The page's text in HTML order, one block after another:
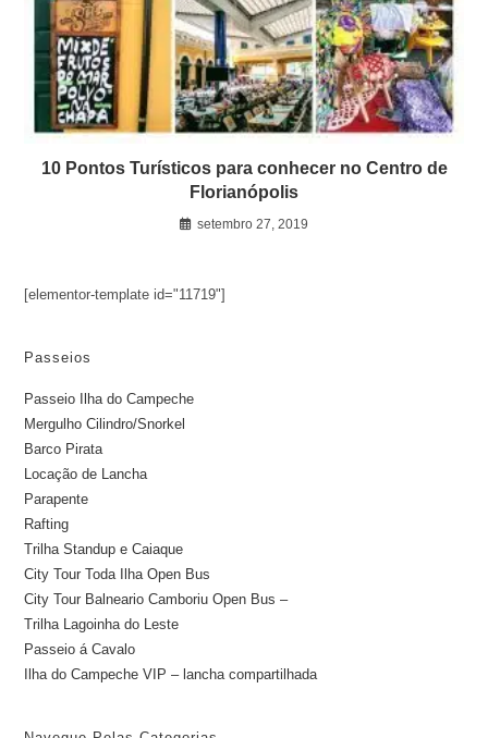
10 Pontos Turísticos para conhecer no Centro de
Florianópolis
setembro 27, 2019
[elementor-template id="11719"]
Passeios
Passeio Ilha do Campeche
Mergulho Cilindro/Snorkel
Barco Pirata
Locação de Lancha
Parapente
Rafting
Trilha Standup e Caiaque
City Tour Toda Ilha Open Bus
City Tour Balneario Camboriu Open Bus –
Trilha Lagoinha do Leste
Passeio á Cavalo
Ilha do Campeche VIP – lancha compartilhada